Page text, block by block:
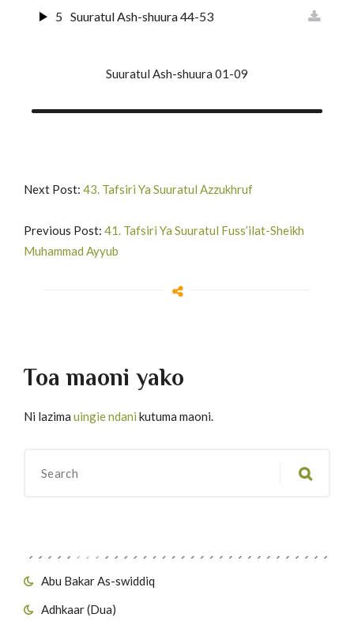
Abu Bakar As-swiddiq
Adhkaar (Dua)
5 Suuratul Ash-shuura 44-53
Suuratul Ash-shuura 01-09
Next Post: 43. Tafsiri Ya Suuratul Azzukhruf
Previous Post: 41. Tafsiri Ya Suuratul Fuss’ilat-Sheikh
Muhammad Ayyub
Toa maoni yako
Ni lazima uingie ndani kutuma maoni.